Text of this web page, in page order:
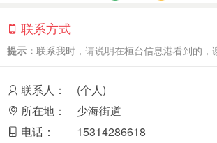
联系方式
提示： 联系我时，请说明在桓台信息港看到的，
联系人：
(个人)
所在地：
少海街道
电话：
15314286618